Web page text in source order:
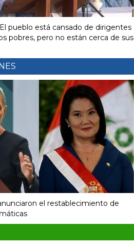
pueblo está cansado de dirigentes
pobres, pero no están cerca de sus
el restablecimiento de